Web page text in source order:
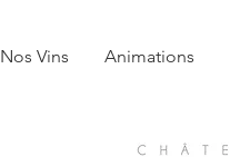
Nos Vins Animations